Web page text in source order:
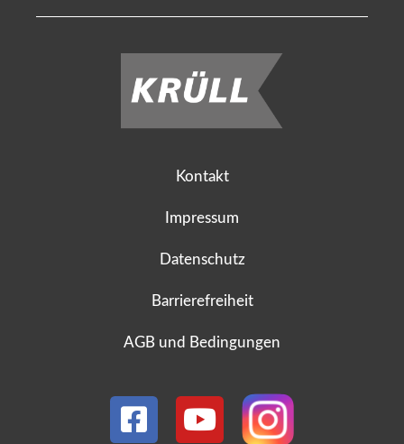
Kontakt
Impressum
Datenschutz
Barrierefreiheit
AGB und Bedingungen